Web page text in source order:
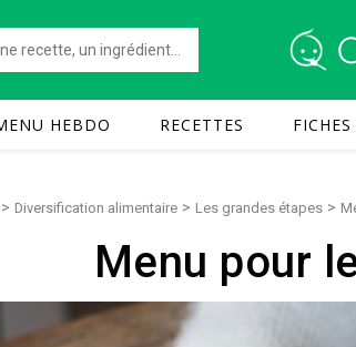
HEBDO RECETTES
> Diversification alimentaire > Les grandes étapes >
Menu pour